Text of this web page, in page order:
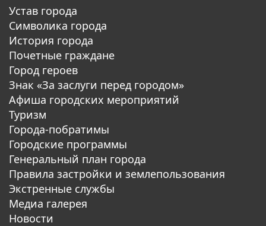
Устав города
Символика города
История города
Почетные граждане
Город героев
Знак «За заслуги перед городом»
Афиша городских мероприятий
Туризм
Города-побратимы
Городские программы
Генеральный план города
Правила застройки и землепользования
Экстренные службы
Медиа галерея
Новости